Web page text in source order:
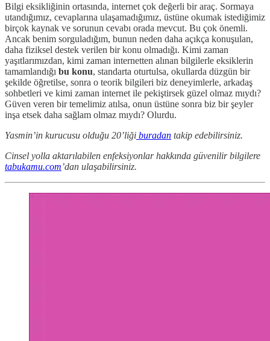
Bilgi eksikliğinin ortasında, internet çok değerli bir araç. Sormaya
utandığımız, cevaplarına ulaşamadığımız, üstüne okumak istediğimiz
birçok kaynak ve sorunun cevabı orada mevcut. Bu çok önemli.
Ancak benim sorguladığım, bunun neden daha açıkça konuşulan,
daha fiziksel destek verilen bir konu olmadığı. Kimi zaman
yaşıtlarımızdan, kimi zaman internetten alınan bilgilerle eksiklerin
tamamlandığı bu konu, standarta oturtulsa, okullarda düzgün bir
şekilde öğretilse, sonra o teorik bilgileri biz deneyimlerle, arkadaş
sohbetleri ve kimi zaman internet ile pekiştirsek güzel olmaz mıydı?
Güven veren bir temelimiz atılsa, onun üstüne sonra biz bir şeyler
inşa etsek daha sağlam olmaz mıydı? Olurdu.
Yasmin’in kurucusu olduğu 20’liği buradan takip edebilirsiniz.
Cinsel yolla aktarılabilen enfeksiyonlar hakkında güvenilir bilgilere
tabukamu.com’dan ulaşabilirsiniz.